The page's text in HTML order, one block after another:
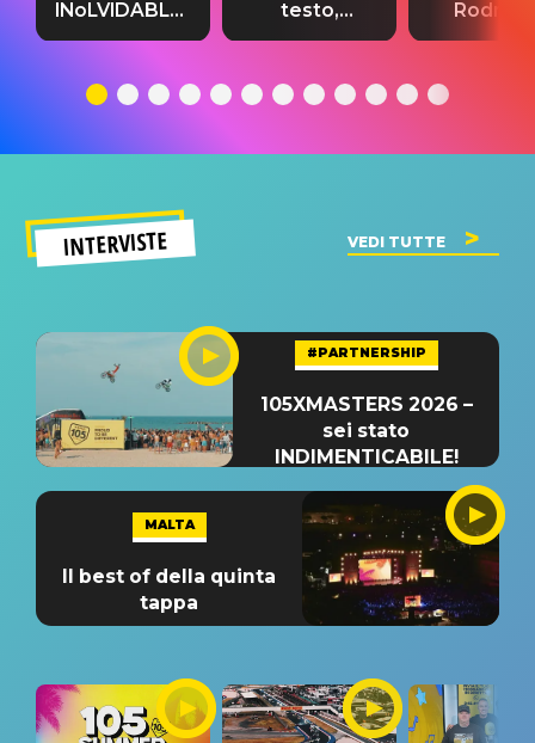
INoLVIDABLE”:
testo,
significato
testo,
traduzione e
del singolo
testo,
INTERVISTE VEDI TUTTE
#PARTNERSHIP
105XMASTERS 2026 –
sei stato
INDIMENTICABILE!
MALTA
Il best of della quinta
tappa